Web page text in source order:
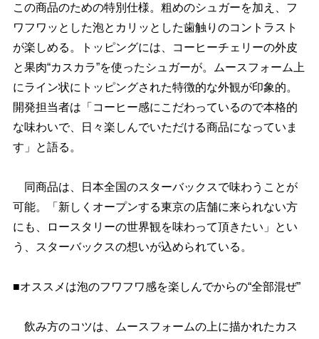
この商品のための特別仕様。粗めのシュガーを加え、フ
ワフワッとした泡とカリッとした歯触りのコントラスト
が楽しめる。トッピングには、コーヒーチェリーの外皮
と果肉“カスカラ”を使ったシュガーが。ムースフォーム上
にライン状にトッピングされた特徴的な外観が印象的。
開発担当者は「コーヒー感にこだわっているので本格的
な味わいで、日々楽しんでいただける商品になっていま
す」と語る。
同商品は、日本全国のスターバックスで味わうことが
可能。「新しくオープンする東京の店舗に来られない方
にも、ロースタリーの世界観を味わって頂きたい」とい
う、スターバックスの想いが込められている。
■オススメは泡のフワフワ感を楽しんでからの“全部混ぜ”
飲み方のコツは、ムースフォームの上に描かれたカス